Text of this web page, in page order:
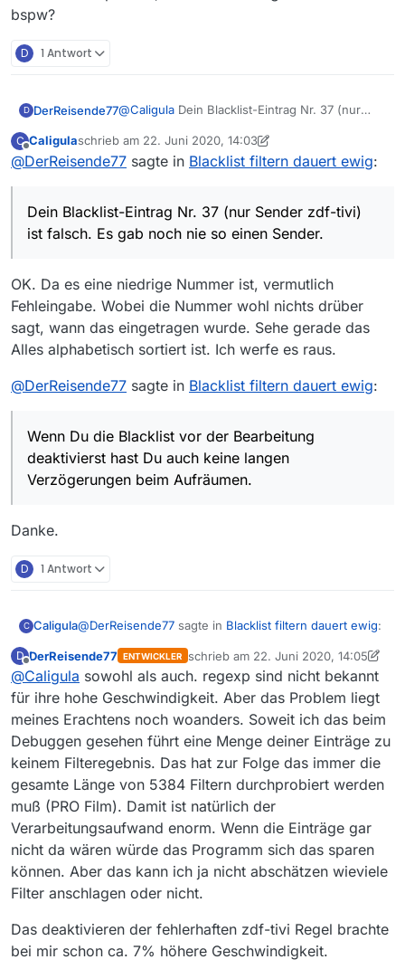
Länge drin.
bspw?
D 1 Antwort
D DerReisende77@Caligula Dein Blacklist-Eintrag Nr. 37 (nur
einen Sender.
@gerdd Deine Annahmen sind teils falsch, es
hat sich einiges geändert. Und ich denke ich
oder Freizeit verbringe ;)
Und ja, der Text “Blacklist filtern” sollte
C
Offline
Caligulaschrieb am 22. Juni 2020, 14:03
zuletzt editiert von Caligula
@DerReisende77 sagte in Blacklist filtern dauert ewig:
Dein Blacklist-Eintrag Nr. 37 (nur Sender zdf-tivi)
ist falsch. Es gab noch nie so einen Sender.
OK. Da es eine niedrige Nummer ist, vermutlich
Fehleingabe. Wobei die Nummer wohl nichts drüber
sagt, wann das eingetragen wurde. Sehe gerade das
Alles alphabetisch sortiert ist. Ich werfe es raus.
@DerReisende77 sagte in Blacklist filtern dauert ewig:
Wenn Du die Blacklist vor der Bearbeitung
deaktivierst hast Du auch keine langen
Verzögerungen beim Aufräumen.
Danke.
D 1 Antwort
C Caligula@DerReisende77 sagte in Blacklist filtern dauert ewig:
Ich habe deine Einträge mal überflogen und da
sind eine Menge in unterschiedlicher Länge drin.
Kannst Du mir dazu bitte noch einen Tipp geben? Was
bedeutet unterschiedliche Länge?
Ist hier die absolute Länge des Strings gemeint, bspw.
#:.ja uff erstmal!.ggü.
die gefährlichsten schulwege der welt.
Oder die Komplexität, d.h. Verwendung von
Platzhaltern bspw?
D
Offline
DerReisende77 ENTWICKLER schrieb am 22. Juni 2020, 14:05
zuletzt editiert von DerReisende77
@Caligula sowohl als auch. regexp sind nicht bekannt
für ihre hohe Geschwindigkeit. Aber das Problem liegt
meines Erachtens noch woanders. Soweit ich das beim
Debuggen gesehen führt eine Menge deiner Einträge zu
keinem Filteregebnis. Das hat zur Folge das immer die
gesamte Länge von 5384 Filtern durchprobiert werden
muß (PRO Film). Damit ist natürlich der
Verarbeitungsaufwand enorm. Wenn die Einträge gar
nicht da wären würde das Programm sich das sparen
können. Aber das kann ich ja nicht abschätzen wieviele
Filter anschlagen oder nicht.
Das deaktivieren der fehlerhaften zdf-tivi Regel brachte
bei mir schon ca. 7% höhere Geschwindigkeit.